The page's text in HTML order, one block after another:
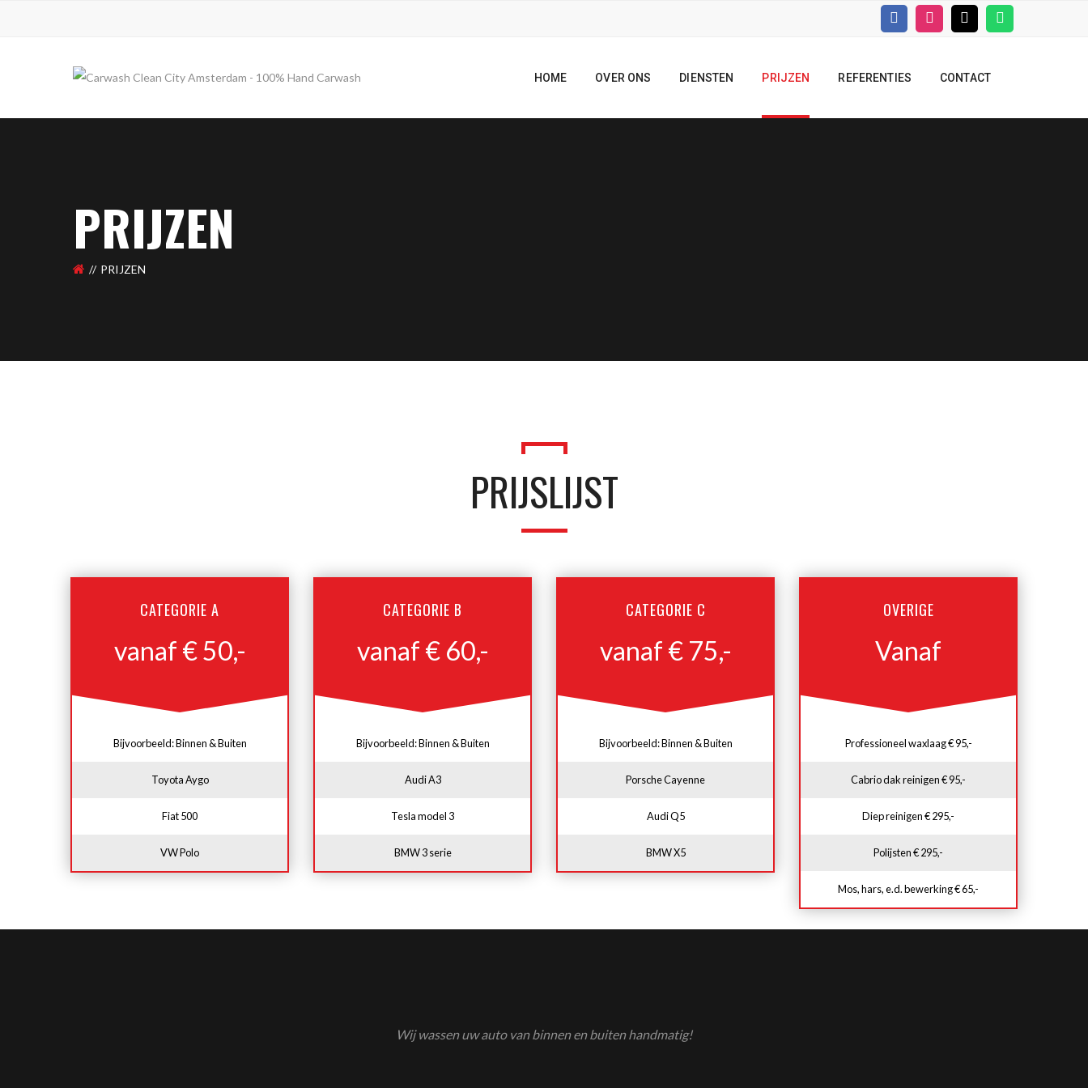
HOME OVER ONS DIENSTEN PRIJZEN REFERENTIES CONTACT
PRIJZEN
PRIJZEN
PRIJSLIJST
CATEGORIE A
vanaf € 50,-
Bijvoorbeeld: Binnen & Buiten
Toyota Aygo
Fiat 500
VW Polo
CATEGORIE B
vanaf € 60,-
Bijvoorbeeld: Binnen & Buiten
Audi A3
Tesla model 3
BMW 3 serie
CATEGORIE C
vanaf € 75,-
Bijvoorbeeld: Binnen & Buiten
Porsche Cayenne
Audi Q5
BMW X5
OVERIGE
Vanaf
Professioneel waxlaag € 95,-
Cabrio dak reinigen € 95,-
Diep reinigen € 295,-
Polijsten € 295,-
Mos, hars, e.d. bewerking € 65,-
Wij wassen uw auto van binnen en buiten handmatig!